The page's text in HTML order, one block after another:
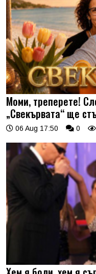
Моми, треперете!
„Свекървата“ ще
06 Aug 17:50 0